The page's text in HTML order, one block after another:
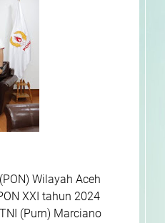
Wilayah Aceh
XXI tahun 2024
(Purn) Marciano